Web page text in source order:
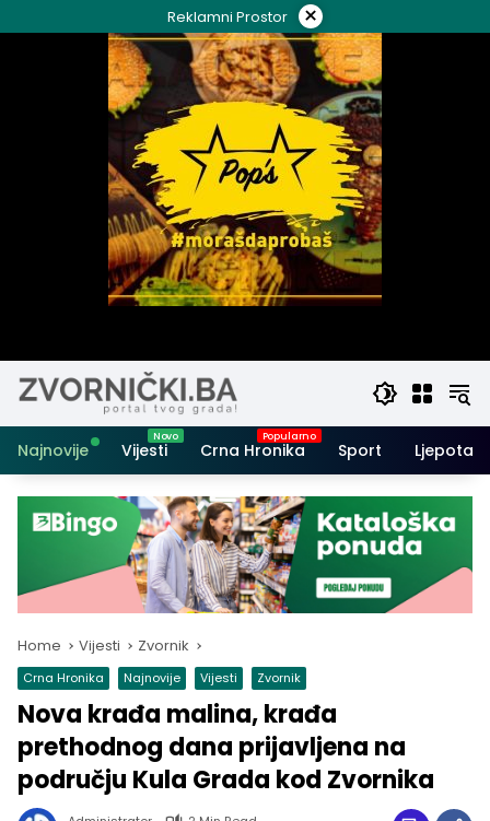
to
Reklamni Prostor ×
Najnovije Vijesti Crna Hronika Sport Ljepota i
Home Vijesti Zvornik
Crna Hronika Najnovije Vijesti Zvornik
Nova krađa malina, krađa
prethodnog dana prijavljena na
području Kula Grada kod Zvornika